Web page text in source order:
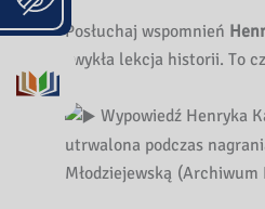
Posłuchaj wspomnień
zwykła lekcja historii. To
Wypowiedź Henryka
utrwalona podczas
Młodziejewską (Archiwum